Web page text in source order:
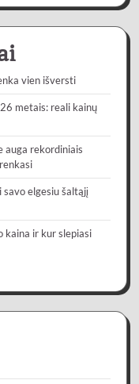
vien išversti
metais: reali kainų
auga rekordiniais
elgesiu šaltąjį
kaina ir kur slepiasi